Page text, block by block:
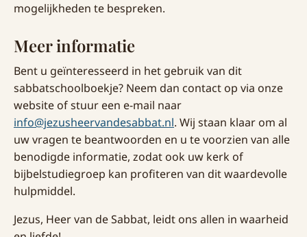
mogelijkheden te bespreken.
Meer informatie
Bent u geïnteresseerd in het gebruik van dit
sabbatschoolboekje? Neem dan contact op via onze
website of stuur een e-mail naar
info@jezusheervandesabbat.nl. Wij staan klaar om al
uw vragen te beantwoorden en u te voorzien van alle
benodigde informatie, zodat ook uw kerk of
bijbelstudiegroep kan profiteren van dit waardevolle
hulpmiddel.
Jezus, Heer van de Sabbat, leidt ons allen in waarheid